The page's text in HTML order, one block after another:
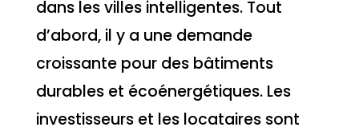
dans les villes intelligentes. Tout
d’abord, il y a une demande
croissante pour des bâtiments
durables et écoénergétiques. Les
investisseurs et les locataires sont